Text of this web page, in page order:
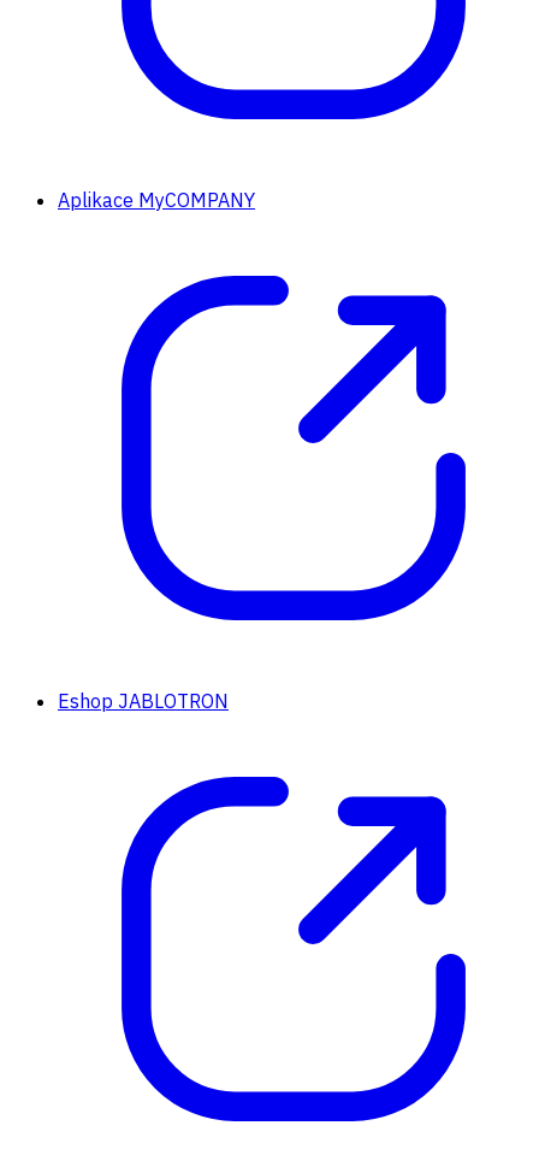
Aplikace MyCOMPANY
Eshop JABLOTRON